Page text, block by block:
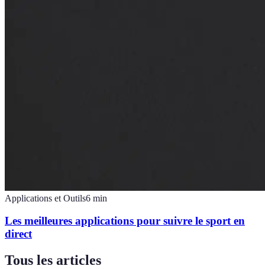
Applications et Outils6 min
Les meilleures applications pour suivre le sport en
direct
Tous les articles